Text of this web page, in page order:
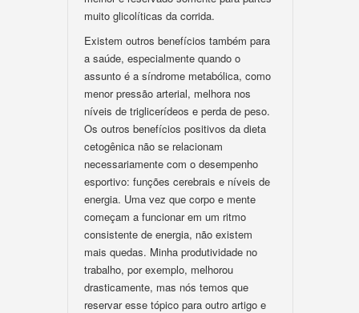
muito glicolíticas da corrida.
Existem outros benefícios também para
a saúde, especialmente quando o
assunto é a síndrome metabólica, como
menor pressão arterial, melhora nos
níveis de triglicerídeos e perda de peso.
Os outros benefícios positivos da dieta
cetogênica não se relacionam
necessariamente com o desempenho
esportivo: funções cerebrais e níveis de
energia. Uma vez que corpo e mente
começam a funcionar em um ritmo
consistente de energia, não existem
mais quedas. Minha produtividade no
trabalho, por exemplo, melhorou
drasticamente, mas nós temos que
reservar esse tópico para outro artigo e